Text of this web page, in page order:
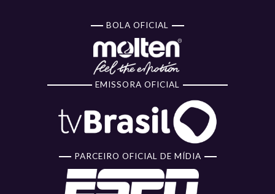
BOLA OFICIAL
EMISSORA OFICIAL
PARCEIRO OFICIAL DE MÍDIA